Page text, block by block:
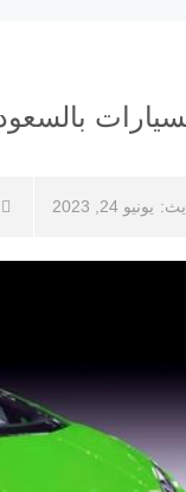
يونيو 24, 2023